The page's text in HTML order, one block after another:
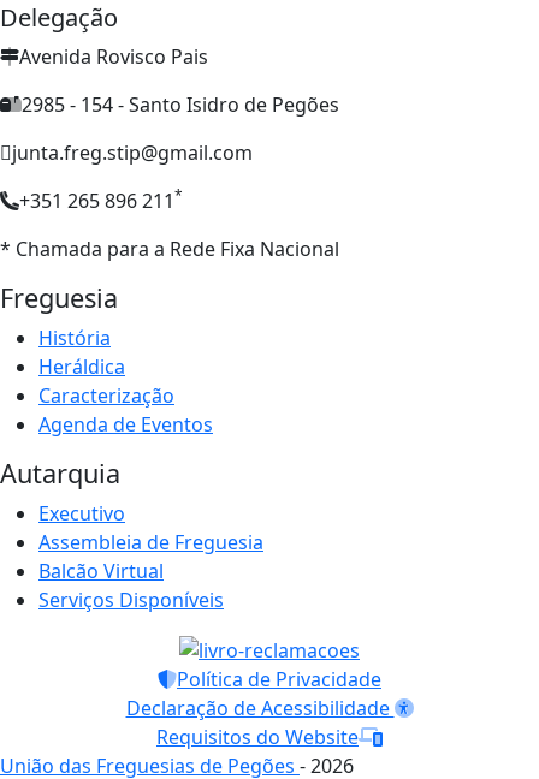
Delegação
Avenida Rovisco Pais
2985 - 154 - Santo Isidro de Pegões
junta.freg.stip@gmail.com
+351 265 896 211*
* Chamada para a Rede Fixa Nacional
Freguesia
História
Heráldica
Caracterização
Agenda de Eventos
Autarquia
Executivo
Assembleia de Freguesia
Balcão Virtual
Serviços Disponíveis
Política de Privacidade
Declaração de Acessibilidade
Requisitos do Website
União das Freguesias de Pegões - 2026